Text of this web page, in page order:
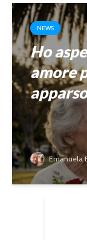
NEWS
Ho
amore
Emanuela